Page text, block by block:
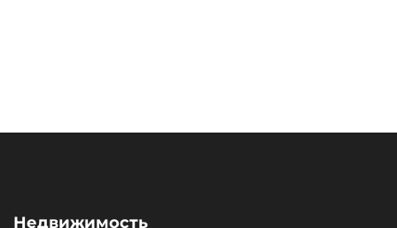
Недвижимость